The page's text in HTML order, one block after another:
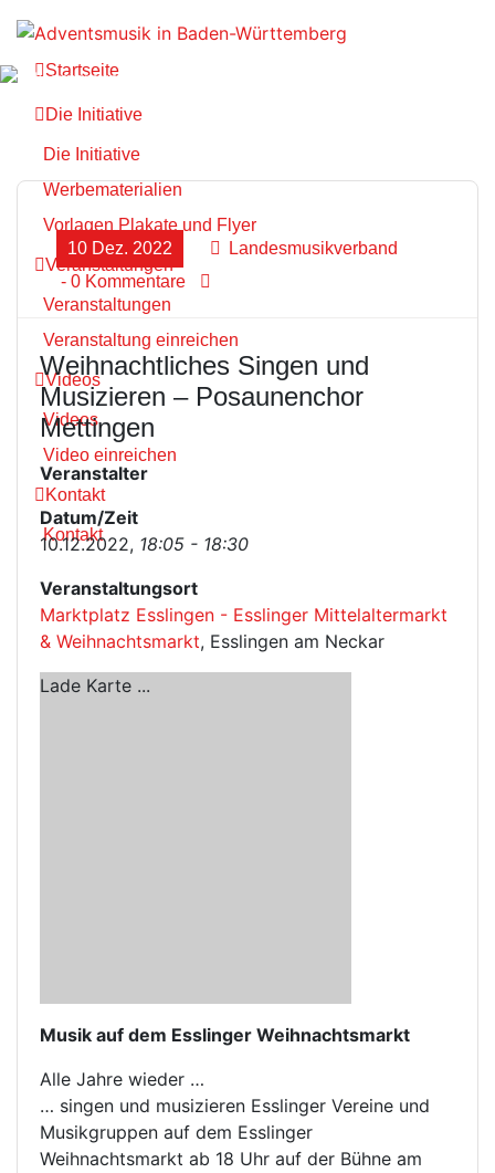
Inhalt
springenStartseite
Die Initiative
Die Initiative
Werbematerialien
Vorlagen Plakate und Flyer
Veranstaltungen
Veranstaltungen
Veranstaltung einreichen
Videos
Videos
Video einreichen
Kontakt
Kontakt
10 Dez. 2022
Landesmusikverband
- 0 Kommentare
Weihnachtliches Singen und
Musizieren – Posaunenchor
Mettingen
Veranstalter
Datum/Zeit
10.12.2022, 18:05 - 18:30
Veranstaltungsort
Marktplatz Esslingen - Esslinger Mittelaltermarkt
& Weihnachtsmarkt, Esslingen am Neckar
Lade Karte ...
Musik auf dem Esslinger Weihnachtsmarkt
Alle Jahre wieder …
… singen und musizieren Esslinger Vereine und
Musikgruppen auf dem Esslinger
Weihnachtsmarkt ab 18 Uhr auf der Bühne am